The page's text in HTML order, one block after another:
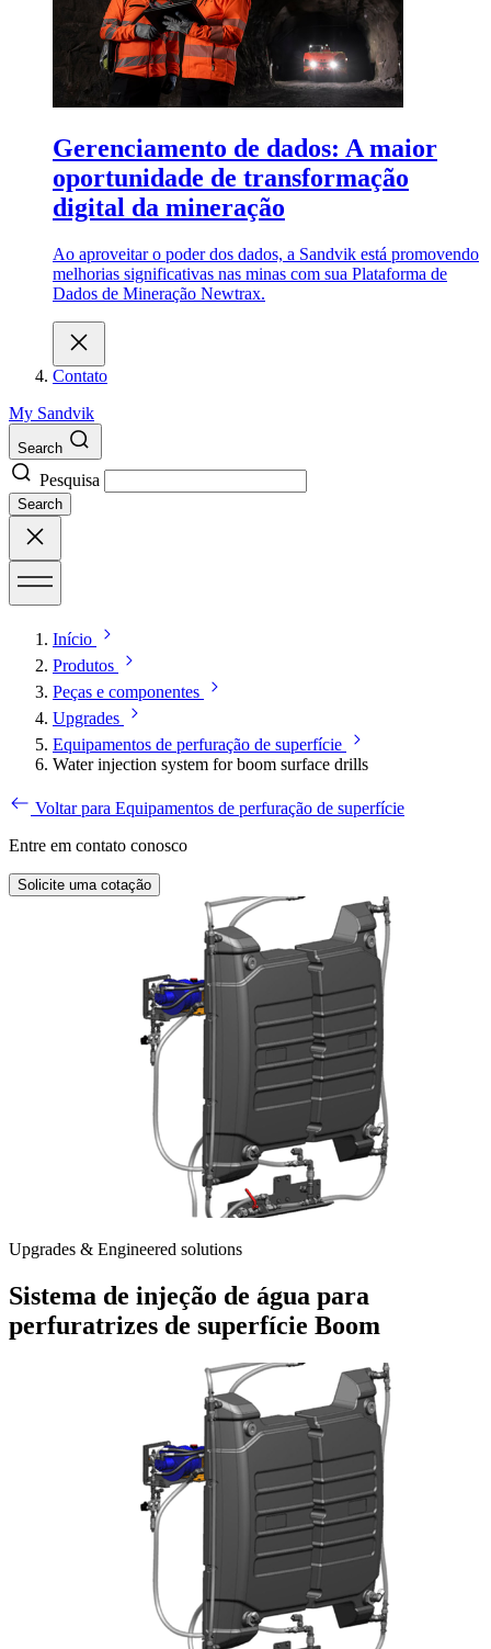
Gerenciamento de dados: A maior
oportunidade de transformação
digital da mineração
Ao aproveitar o poder dos dados, a Sandvik está promovendo
melhorias significativas nas minas com sua Plataforma de
Dados de Mineração Newtrax.
Contato
My Sandvik
Search
Pesquisa
Search
Início
Produtos
Peças e componentes
Upgrades
Equipamentos de perfuração de superfície
Water injection system for boom surface drills
Voltar para Equipamentos de perfuração de superfície
Entre em contato conosco
Solicite uma cotação
Upgrades & Engineered solutions
Sistema de injeção de água para
perfuratrizes de superfície Boom